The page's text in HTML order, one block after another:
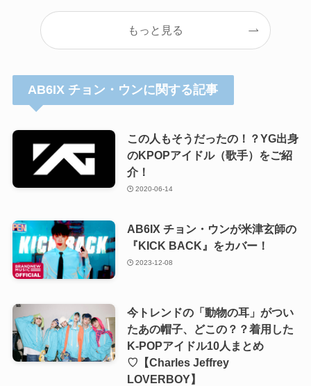
もっと見る
AB6IX チョン・ウンに関する記事
この人もそうだったの！？YG出身
のKPOPアイドル（歌手）をご紹
介！
2020-06-14
AB6IX チョン・ウンが米津玄師の
『KICK BACK』をカバー！
2023-12-08
今トレンドの「動物の耳」がつい
たあの帽子、どこの？？着用した
K-POPアイドル10人まとめ
♡【Charles Jeffrey
LOVERBOY】